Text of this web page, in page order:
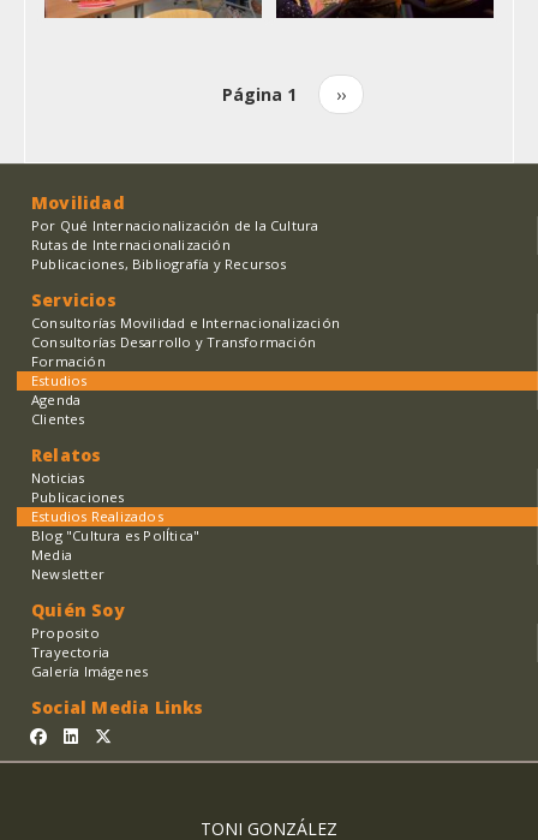
Página 1
Siguiente
página
››
Movilidad
Por Qué Internacionalización de la Cultura
Rutas de Internacionalización
Publicaciones, Bibliografía y Recursos
Servicios
Consultorías Movilidad e Internacionalización
Consultorías Desarrollo y Transformación
Formación
Estudios
Agenda
Clientes
Relatos
Noticias
Publicaciones
Estudios Realizados
Blog "Cultura es PolÍtica"
Media
Newsletter
Quién Soy
Proposito
Trayectoria
Galería Imágenes
Social Media Links
TONI GONZÁLEZ